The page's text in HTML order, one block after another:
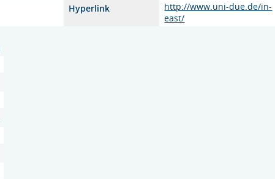
Hyperlink
http://www.uni-due.de/in-
east/